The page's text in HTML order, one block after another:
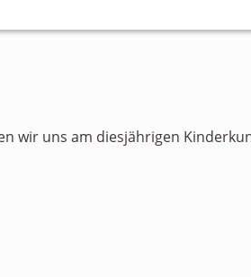
wir uns am diesjährigen